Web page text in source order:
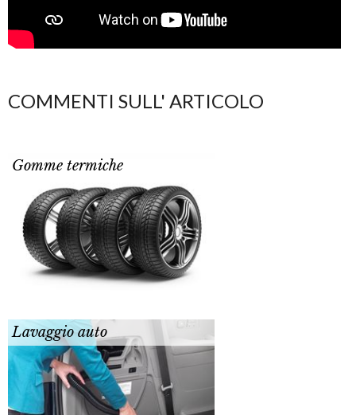
COMMENTI SULL' ARTICOLO
Gomme termiche
Lavaggio auto